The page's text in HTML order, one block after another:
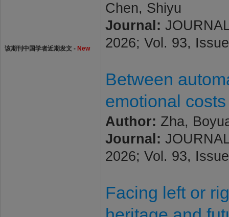
该期刊中国学者近期发文 - New
Chen, Shiyu
Journal:
2026; Vol. 93,
Between
emotional
Author: Zha,
Journal:
2026; Vol. 93,
Facing left or